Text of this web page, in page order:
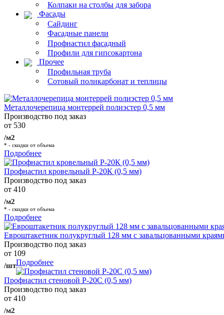
Колпаки на столбы для забора
Фасады
Сайдинг
Фасадные панели
Профнастил фасадный
Профили для гипсокартона
Прочее
Профильная труба
Сотовый поликарбонат и теплицы
Металлочерепица монтеррей полиэстер 0,5 мм
Производство под заказ
от 530
/м2
* - скидки от объема
Подробнее
Профнастил кровельный Р-20К (0,5 мм)
Производство под заказ
от 410
/м2
* - скидки от объема
Подробнее
Евроштакетник полукруглый 128 мм с завальцованными
Производство под заказ
от 109
/штПодробнее
Профнастил стеновой Р-20С (0,5 мм)
Производство под заказ
от 410
/м2